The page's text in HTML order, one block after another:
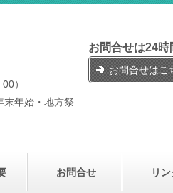
）
末年始・地方祭
お問合せは24時
お問合せはこ
お問合せ リ